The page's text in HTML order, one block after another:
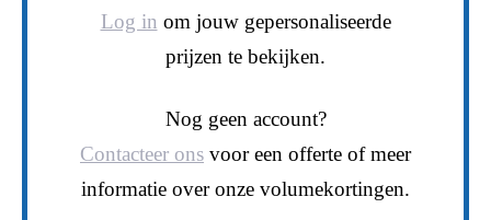
Log in om jouw gepersonaliseerde
prijzen te bekijken.
Nog geen account?
Contacteer ons voor een offerte of meer
informatie over onze volumekortingen.